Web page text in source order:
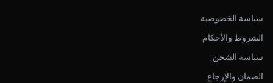
سياسة الخصوصية
الشروط والأحكام
سياسة الشحن
الضمان والإرجاع